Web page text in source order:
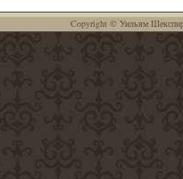
Copyright © Уильям